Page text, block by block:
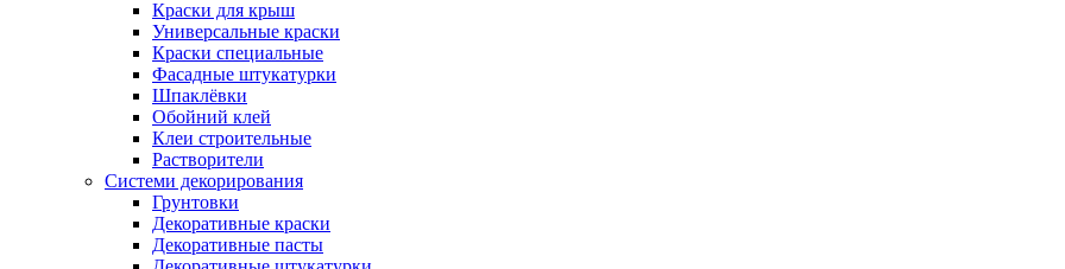
Краски для крыш
Универсальные краски
Краски специальные
Фасадные штукатурки
Шпаклёвки
Обойний клей
Клеи строительные
Растворители
Системи декорирования
Грунтовки
Декоративные краски
Декоративные пасты